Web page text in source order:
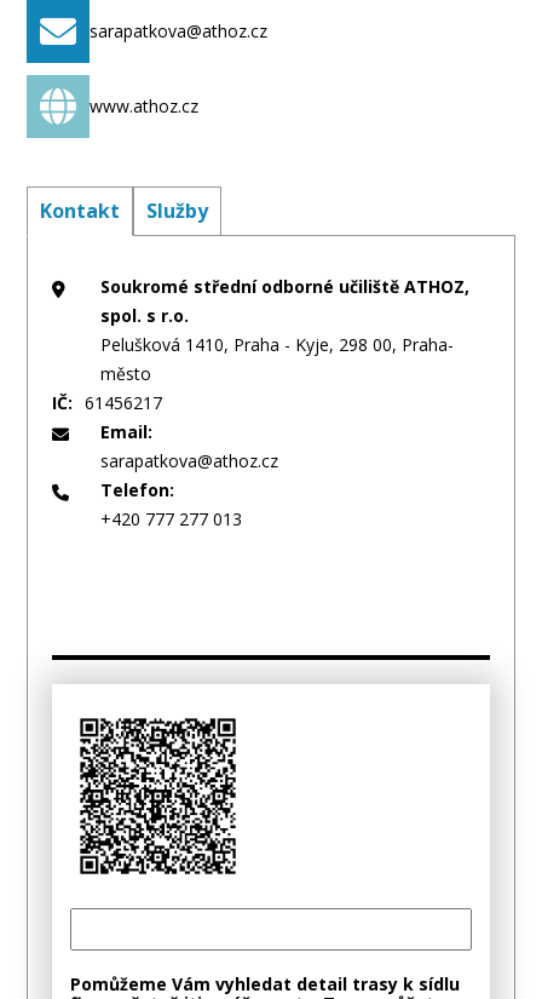
sarapatkova@athoz.cz
www.athoz.cz
Kontakt Služby
Soukromé střední odborné učiliště ATHOZ,
spol. s r.o.
Pelušková 1410, Praha - Kyje, 298 00, Praha-
město
IČ:
61456217
Email:
sarapatkova@athoz.cz
Telefon:
+420 777 277 013
Pomůžeme Vám vyhledat detail trasy k sídlu